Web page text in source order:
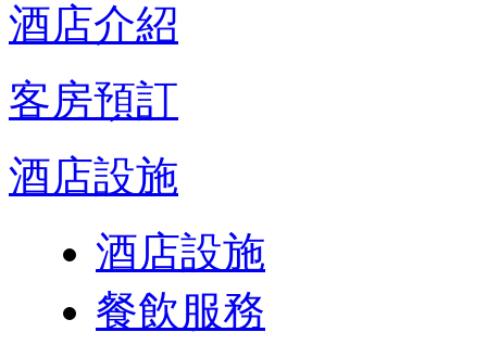
酒店介紹
客房預訂
酒店設施
酒店設施
餐飲服務